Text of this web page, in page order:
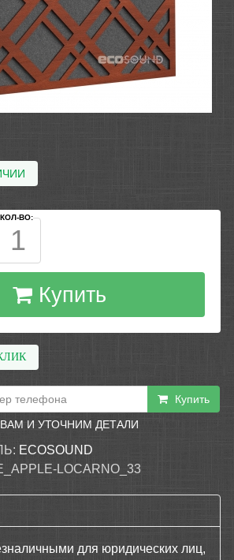
КОЛ-ВО:
Купить
Купить
И УТОЧНИМ ДЕТАЛИ
ECOSOUND
LOCARNO_33
для юридических лиц,